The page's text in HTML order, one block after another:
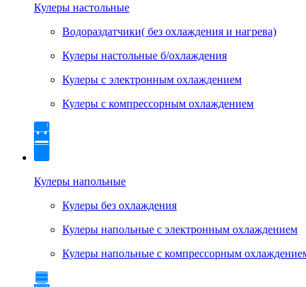
Кулеры настольные
Водораздатчики( без охлаждения и нагрева)
Кулеры настольные б/охлаждения
Кулеры с электронным охлаждением
Кулеры с компрессорным охлаждением
Кулеры напольные
Кулеры без охлаждения
Кулеры напольные с электронным охлаждением
Кулеры напольные с компрессорным